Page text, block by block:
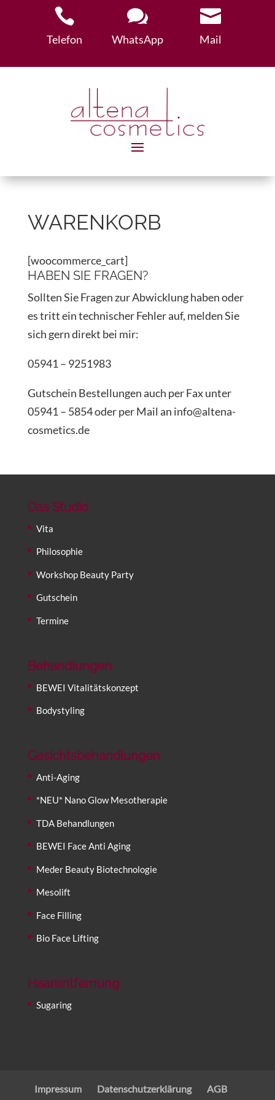

Telefon

WhatsApp

Mail
WARENKORB
[woocommerce_cart]
HABEN SIE FRAGEN?
Sollten Sie Fragen zur Abwicklung haben oder
es tritt ein technischer Fehler auf, melden Sie
sich gern direkt bei mir:
05941 – 9251983
Gutschein Bestellungen auch per Fax unter
05941 – 5854 oder per Mail an info@altena-
cosmetics.de
Das Studio
Vita
Philosophie
Workshop Beauty Party
Gutschein
Termine
Behandlungen
BEWEI Vitalitätskonzept
Bodystyling
Gesichtsbehandlungen
Anti-Aging
*NEU* Nano Glow Mesotherapie
TDA Behandlungen
BEWEI Face Anti Aging
Meder Beauty Biotechnologie
Mesolift
Face Filling
Bio Face Lifting
Haarentfernung
Sugaring
Impressum Datenschutzerklärung AGB